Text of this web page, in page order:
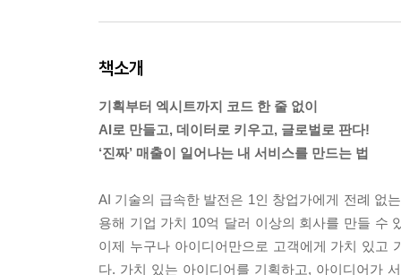
책소개
기획부터 엑시트까지 코드 한 줄 없이
AI로 만들고, 데이터로 키우고, 글로벌로 판다!
‘진짜’ 매출이 일어나는 내 서비스를 만드는 법
AI 기술의 급속한 발전은 1인 창업가에게 전례 없
용해 기업 가치 10억 달러 이상의 회사를 만들 수
이제 누구나 아이디어만으로 고객에게 가치 있고
다. 가치 있는 아이디어를 기획하고, 아이디어가